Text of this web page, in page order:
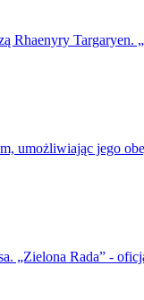
Rhaenyry
umożliwiając jego
„Zielona Rada” -